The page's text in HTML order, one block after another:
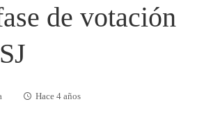
de votación
Hace 4 años